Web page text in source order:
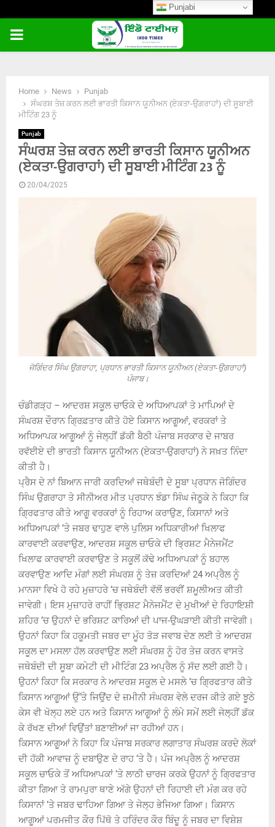
PRIMARY
Home News
Punjab
ਸੰਘਰਸ਼ ਤੇਜ਼ ਕਰਨ ਲਈ ਭਾਰਤੀ ਕਿਸਾਨ ਯੂਨੀਅਨ (ਏਕਤਾ-ਉਗਰਾਹਾਂ) ਦੀ ਸੂਬਾਈ
ਮੀਟਿੰਗ 23 ਨੂੰ
Punjab
ਸੰਘਰਸ਼ ਤੇਜ਼ ਕਰਨ ਲਈ ਭਾਰਤੀ ਕਿਸਾਨ ਯੂਨੀਅਨ
(ਏਕਤਾ-ਉਗਰਾਹਾਂ) ਦੀ ਸੂਬਾਈ ਮੀਟਿੰਗ 23 ਨੂੰ
20/04/2025
ਜੋਗਿੰਦਰ ਸਿੰਘ ਉਗਰਾਹਾ, ਪ੍ਰਧਾਨ ਭਾਰਤੀ ਕਿਸਾਨ ਯੂਨੀਅਨ (ਏਕਤਾ-ਉਗਰਾਹਾਂ)
ਪੰਜਾਬ।
ਚੰਡੀਗੜ੍ਹ – ਆਦਰਸ਼ ਸਕੂਲ ਚਾਓਕੇ ਦੇ ਅਧਿਆਪਕਾਂ ਤੇ ਮਾਪਿਆਂ ਦੇ
ਸੰਘਰਸ਼ ਦੌਰਾਨ ਗ੍ਰਿਫ਼ਤਾਰ ਕੀਤੇ ਹੋਏ ਕਿਸਾਨ ਆਗੂਆਂ, ਵਰਕਰਾਂ ਤੇ
ਅਧਿਆਪਕ ਆਗੂਆਂ ਨੂੰ ਜੇਲ੍ਹੀਂ ਡੱਕੀ ਬੈਠੀ ਪੰਜਾਬ ਸਰਕਾਰ ਦੇ ਜਾਬਰ
ਰਵੱਈਏ ਦੀ ਭਾਰਤੀ ਕਿਸਾਨ ਯੂਨੀਅਨ (ਏਕਤਾ-ਉਗਰਾਹਾਂ) ਨੇ ਸਖ਼ਤ ਨਿੰਦਾ
ਕੀਤੀ ਹੈ।
ਪ੍ਰੈਸ ਦੇ ਨਾਂ ਬਿਆਨ ਜਾਰੀ ਕਰਦਿਆਂ ਜਥੇਬੰਦੀ ਦੇ ਸੂਬਾ ਪ੍ਰਧਾਨ ਜੋਗਿੰਦਰ
ਸਿੰਘ ਉਗਰਾਹਾ ਤੇ ਸੀਨੀਅਰ ਮੀਤ ਪ੍ਰਧਾਨ ਝੰਡਾ ਸਿੰਘ ਜੇਠੂਕੇ ਨੇ ਕਿਹਾ ਕਿ
ਗ੍ਰਿਫਤਾਰ ਕੀਤੇ ਆਗੂ ਵਰਕਰਾਂ ਨੂੰ ਰਿਹਾਅ ਕਰਾਉਣ, ਕਿਸਾਨਾਂ ਅਤੇ
ਅਧਿਆਪਕਾਂ ‘ਤੇ ਜਬਰ ਢਾਹੁਣ ਵਾਲੇ ਪੁਲਿਸ ਅਧਿਕਾਰੀਆਂ ਖਿਲਾਫ
ਕਾਰਵਾਈ ਕਰਵਾਉਣ, ਆਦਰਸ਼ ਸਕੂਲ ਚਾਓਕੇ ਦੀ ਭ੍ਰਿਸ਼ਟ ਮੈਨੇਜਮੈਂਟ
ਖਿਲਾਫ ਕਾਰਵਾਈ ਕਰਵਾਉਣ ਤੇ ਸਕੂਲੋਂ ਕੱਢੇ ਅਧਿਆਪਕਾਂ ਨੂੰ ਬਹਾਲ
ਕਰਵਾਉਣ ਆਦਿ ਮੰਗਾਂ ਲਈ ਸੰਘਰਸ਼ ਨੂੰ ਤੇਜ਼ ਕਰਦਿਆਂ 24 ਅਪ੍ਰੈਲ ਨੂੰ
ਮਾਨਸਾ ਵਿਖੇ ਹੋ ਰਹੇ ਮੁਜ਼ਾਹਰੇ ‘ਚ ਜਥੇਬੰਦੀ ਵੱਲੋਂ ਭਰਵੀਂ ਸ਼ਮੂਲੀਅਤ ਕੀਤੀ
ਜਾਵੇਗੀ। ਇਸ ਮੁਜ਼ਾਹਰੇ ਰਾਹੀਂ ਭ੍ਰਿਸ਼ਟ ਮੈਨੇਜਮੈਂਟ ਦੇ ਮੁਖੀਆਂ ਦੇ ਰਿਹਾਇਸ਼ੀ
ਸ਼ਹਿਰ ‘ਚ ਉਹਨਾਂ ਦੇ ਭਰਿਸ਼ਟ ਕਾਰਿਆਂ ਦੀ ਪਾਜ-ਉਘੜਾਈ ਕੀਤੀ ਜਾਵੇਗੀ।
ਉਹਨਾਂ ਕਿਹਾ ਕਿ ਹਕੂਮਤੀ ਜਬਰ ਦਾ ਮੂੰਹ ਤੋੜ ਜਵਾਬ ਦੇਣ ਲਈ ਤੇ ਆਦਰਸ਼
ਸਕੂਲ ਦਾ ਮਸਲਾ ਹੱਲ ਕਰਵਾਉਣ ਲਈ ਸੰਘਰਸ਼ ਨੂੰ ਹੋਰ ਤੇਜ਼ ਕਰਨ ਵਾਸਤੇ
ਜਥੇਬੰਦੀ ਦੀ ਸੂਬਾ ਕਮੇਟੀ ਦੀ ਮੀਟਿੰਗ 23 ਅਪ੍ਰੈਲ ਨੂੰ ਸੱਦ ਲਈ ਗਈ ਹੈ।
ਉਹਨਾਂ ਕਿਹਾ ਕਿ ਸਰਕਾਰ ਨੇ ਆਦਰਸ਼ ਸਕੂਲ ਦੇ ਮਸਲੇ ‘ਚ ਗ੍ਰਿਫਤਾਰ ਕੀਤੇ
ਕਿਸਾਨ ਆਗੂਆਂ ਉੱਤੇ ਜਿਉਂਦ ਦੇ ਜ਼ਮੀਨੀ ਸੰਘਰਸ਼ ਵੇਲੇ ਦਰਜ ਕੀਤੇ ਗਏ ਝੂਠੇ
ਕੇਸ ਵੀ ਖੋਲ੍ਹ ਲਏ ਹਨ ਅਤੇ ਕਿਸਾਨ ਆਗੂਆਂ ਨੂੰ ਲੰਮੇ ਸਮੇਂ ਲਈ ਜੇਲ੍ਹੀਂ ਡੱਕ
ਕੇ ਰੱਖਣ ਦੀਆਂ ਵਿਉਂਤਾਂ ਬਣਾਈਆਂ ਜਾ ਰਹੀਆਂ ਹਨ।
ਕਿਸਾਨ ਆਗੂਆਂ ਨੇ ਕਿਹਾ ਕਿ ਪੰਜਾਬ ਸਰਕਾਰ ਲਗਾਤਾਰ ਸੰਘਰਸ਼ ਕਰਦੇ ਲੋਕਾਂ
ਦੀ ਹੱਕੀ ਆਵਾਜ਼ ਨੂੰ ਦਬਾਉਣ ਦੇ ਰਾਹ ‘ਤੇ ਹੈ। ਪੰਜ ਅਪ੍ਰੈਲ ਨੂੰ ਆਦਰਸ਼
ਸਕੂਲ ਚਾਓਕੇ ਤੋਂ ਅਧਿਆਪਕਾਂ ‘ਤੇ ਲਾਠੀ ਚਾਰਜ ਕਰਕੇ ਉਹਨਾਂ ਨੂੰ ਗ੍ਰਿਫਤਾਰ
ਕੀਤਾ ਗਿਆ ਤੇ ਰਾਮਪੁਰਾ ਥਾਣੇ ਅੱਗੇ ਉਹਨਾਂ ਦੀ ਰਿਹਾਈ ਦੀ ਮੰਗ ਕਰ ਰਹੇ
ਕਿਸਾਨਾਂ ‘ਤੇ ਜਬਰ ਢਾਹਿਆ ਗਿਆ ਤੇ ਜੇਲ੍ਹ ਭੇਜਿਆ ਗਿਆ। ਕਿਸਾਨ
ਆਗੂਆਂ ਪਰਮਜੀਤ ਕੌਰ ਪਿੱਥੋ ਤੇ ਹਰਿੰਦਰ ਕੌਰ ਬਿੰਦੂ ਨੂੰ ਜਬਰ ਦਾ ਵਿਸ਼ੇਸ਼
Punjabi